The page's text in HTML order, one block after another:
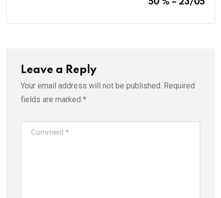
50 % – 23/05
Leave a Reply
Your email address will not be published. Required
fields are marked *